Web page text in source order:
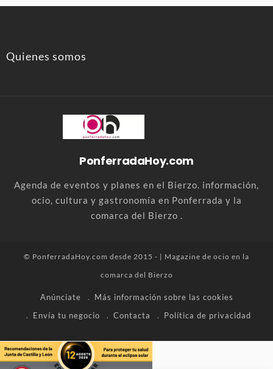
Quienes somos
PonferradaHoy.com
Agenda de eventos y planes en el Bierzo. información,
ocio, cultura y gastronomía en Ponferrada y la
comarca del Bierzo .
© PonferradaHoy.com desde 2015 - | Magazine de ocio en la
comarca del Bierzo
Anúnciate
Más información sobre las cookies
Envía tu negocio
Contacta Política de privacidad